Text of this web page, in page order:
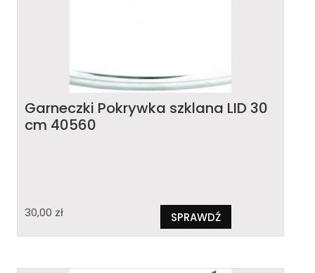
Garneczki Pokrywka szklana LID 30
cm 40560
30,00 zł SPRAWDŹ